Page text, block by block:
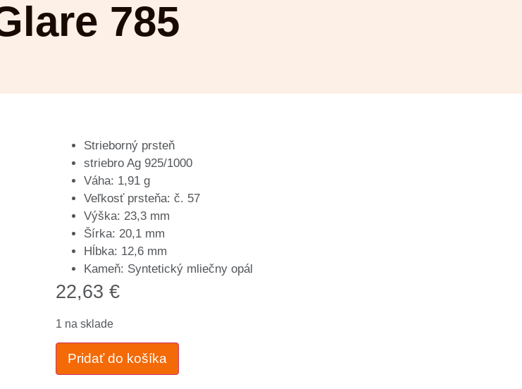
785
Strieborný prsteň
striebro Ag 925/1000
Váha: 1,91 g
Veľkosť prsteňa: č. 57
Výška: 23,3 mm
Šírka: 20,1 mm
Hĺbka: 12,6 mm
Kameň: Syntetický mliečny opál
22,63 €
1 na sklade
Pridať do košíka